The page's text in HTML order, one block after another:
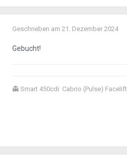
www.buchners-hotel.de
Stichwort:
Geschrieben am 21. Dezember 2024
Gebucht!
👻 Smart 450cdi Cabrio (Pulse)